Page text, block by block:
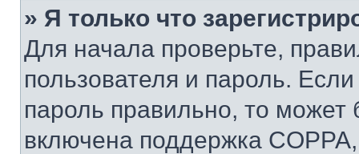
» Я только что
Для начала проверьте,
пользователя и пароль.
пароль правильно, то может
включена поддержка